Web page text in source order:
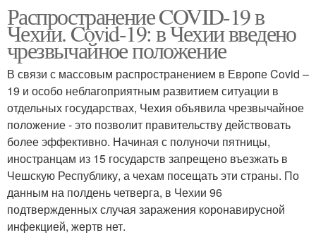
Распространение COVID-19 в
Чехии. Covid-19: в Чехии введено
чрезвычайное положение
В связи с массовым распространением в Европе Covid –
19 и особо неблагоприятным развитием ситуации в
отдельных государствах, Чехия объявила чрезвычайное
положение - это позволит правительству действовать
более эффективно. Начиная с полуночи пятницы,
иностранцам из 15 государств запрещено въезжать в
Чешскую Республику, а чехам посещать эти страны. По
данным на полдень четверга, в Чехии 96
подтвержденных случая заражения коронавирусной
инфекцией, жертв нет.